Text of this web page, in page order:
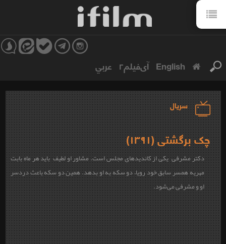
English آی‌فیلم۲ عربي
سریال
چک برگشتی (۱۳۹۱)
دکتر مشرفی یکی از کاندیدهای مجلس است. مشاور او لطیف باید هر ماه بابت
مهریه همسر سابق خود رویا، دو سکه به او بدهد. همین دو سکه باعث دردسر
او و مشرفی می‌شود.